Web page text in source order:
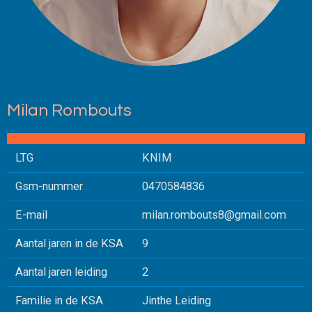
Milan Rombouts
LTG KNIM
Gsm-nummer 0470584836
E-mail milan.rombouts8@gmail.com
Aantal jaren in de KSA 9
Aantal jaren leiding 2
Familie in de KSA Jinthe Leiding